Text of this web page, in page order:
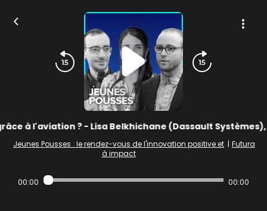
à l'aviation ? - Lisa Belkhichane (Dassault Systèmes),
Jeunes Pousses : le rendez-vous de l'innovation positive et
à impact
| Futura
00:00 00:00